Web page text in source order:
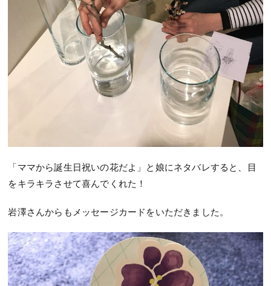
「ママから誕生日祝いの花だよ」と娘にネタバレすると、目
をキラキラさせて喜んでくれた！
岩澤さんからもメッセージカードをいただきました。